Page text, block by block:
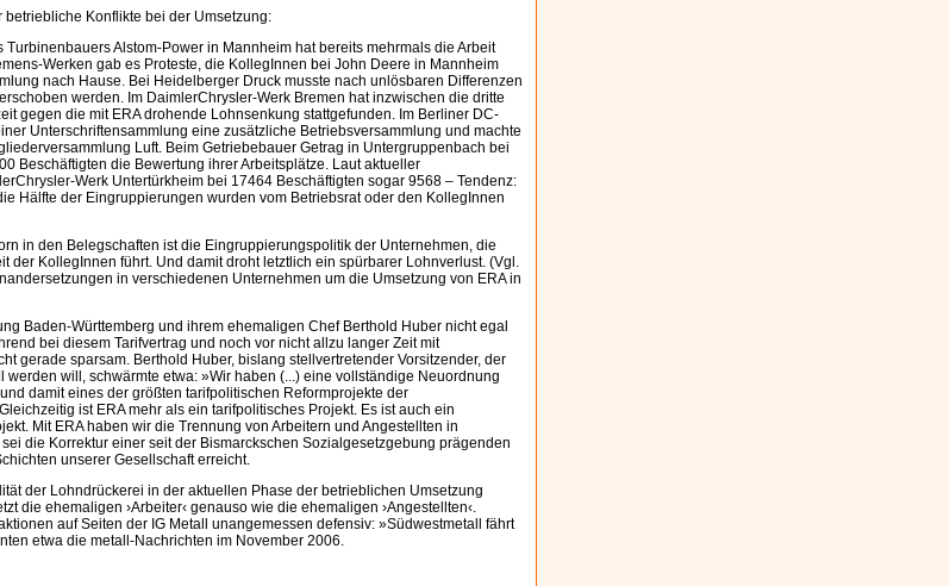
Konflikte bei der Umsetzung:
Turbinenbauers Alstom-Power in Mannheim hat bereits mehrmals die Arbeit
Werken gab es Proteste, die KollegInnen bei John Deere in Mannheim
nach Hause. Bei Heidelberger Druck musste nach unlösbaren Differenzen
werden. Im DaimlerChrysler-Werk Bremen hat inzwischen die dritte
gegen die mit ERA drohende Lohnsenkung stattgefunden. Im Berliner DC-
Unterschriftensammlung eine zusätzliche Betriebsversammlung und machte
Luft. Beim Getriebebauer Getrag in Untergruppenbach bei
Beschäftigten die Bewertung ihrer Arbeitsplätze. Laut aktueller
Werk Untertürkheim bei 17464 Beschäftigten sogar 9568 – Tendenz:
Hälfte der Eingruppierungen wurden vom Betriebsrat oder den KollegInnen
in den Belegschaften ist die Eingruppierungspolitik der Unternehmen, die
der KollegInnen führt. Und damit droht letztlich ein spürbarer Lohnverlust. (Vgl.
in verschiedenen Unternehmen um die Umsetzung von ERA in
Baden-Württemberg und ihrem ehemaligen Chef Berthold Huber nicht egal
bei diesem Tarifvertrag und noch vor nicht allzu langer Zeit mit
gerade sparsam. Berthold Huber, bislang stellvertretender Vorsitzender, der
werden will, schwärmte etwa: »Wir haben (...) eine vollständige Neuordnung
damit eines der größten tarifpolitischen Reformprojekte der
ist ERA mehr als ein tarifpolitisches Projekt. Es ist auch ein
Mit ERA haben wir die Trennung von Arbeitern und Angestellten in
die Korrektur einer seit der Bismarckschen Sozialgesetzgebung prägenden
unserer Gesellschaft erreicht.
der Lohndrückerei in der aktuellen Phase der betrieblichen Umsetzung
die ehemaligen ›Arbeiter‹ genauso wie die ehemaligen ›Angestellten‹.
auf Seiten der IG Metall unangemessen defensiv: »Südwestmetall fährt
etwa die metall-Nachrichten im November 2006.